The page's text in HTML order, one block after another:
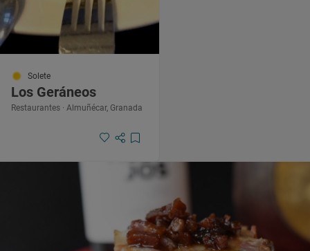
Solete
Los Geráneos
Restaurantes · Almuñécar, Granada